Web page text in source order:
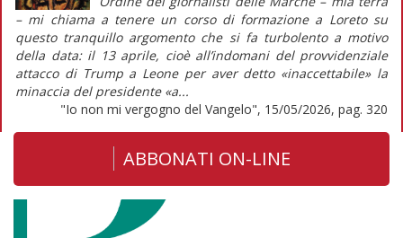
– mi chiama a tenere un corso di formazione a Loreto su
questo tranquillo argomento che si fa turbolento a motivo
della data: il 13 aprile, cioè all’indomani del provvidenziale
attacco di Trump a Leone per aver detto «inaccettabile» la
minaccia del presidente «a...
"Io non mi vergogno del Vangelo", 15/05/2026, pag. 320
ABBONATI ON-LINE